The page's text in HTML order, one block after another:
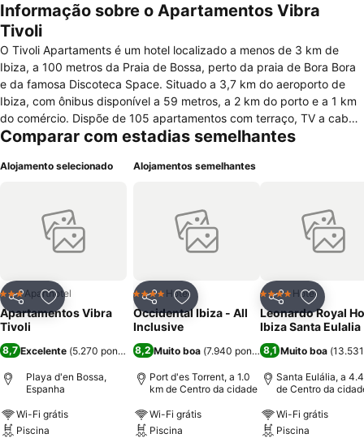
Informação sobre o Apartamentos Vibra
Tivoli
O Tivoli Apartaments é um hotel localizado a menos de 3 km de
Ibiza, a 100 metros da Praia de Bossa, perto da praia de Bora Bora
e da famosa Discoteca Space. Situado a 3,7 km do aeroporto de
Ibiza, com ônibus disponível a 59 metros, a 2 km do porto e a 1 km
do comércio. Dispõe de 105 apartamentos com terraço, TV a cabo,
ar condicionado, frigobar, casa de banho completo,kitchenette e
de scooters, recepção 24 hs, jardim, terraço, elevador, cofre, sala
serviço de concierge, business Center e posto de turismo. Existem
muitos bares, desportos náuticos(mergulho, vela e outros), as praias
As Caleta, Figueretas e Calo d’em Serra estão por perto. Passeios no
Divino, Pacha e Ibiza Yoga e alguns restaurantes nos arredores
como o La Paloma, Bistro La Plaza, Cote Sud SC, Nassau Beach
Club, Moorea e Ciao Ciao.
Comparar com estadias semelhantes
Alojamento selecionado
PartilharAdicionar aos favoritos
3 EstrelasAparthotel
Apartamentos Vibra
Tivoli
8,7 Excelente (5.270 pontuações)
Playa d'en Bossa,
Espanha
Wi-Fi grátis
Piscina
Alojamentos semelhantes
PartilharAdicionar aos favoritos
4 EstrelasHotel
Occidental Ibiza - All
Inclusive
8,2 Muito boa (7.940 pontuações)
Port d'es Torrent, a 1.0
km de Centro da cidade
Wi-Fi grátis
Piscina
Partilhar
4 EstrelasHotel
Leonardo Royal
Ibiza Santa Eulalia
8,1 Muito boa (
Santa Eulália, a
de Centro da
Wi-Fi grátis
Piscina